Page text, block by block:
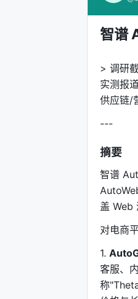
智谱
> 调研
实测报
供应链/
---
摘要
智谱
盖 Web
对电商
1.
客服、
称